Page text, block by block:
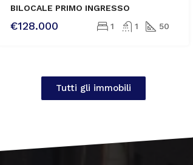
BILOCALE PRIMO INGRESSO
€128.000 1 1 50
Tutti gli immobili